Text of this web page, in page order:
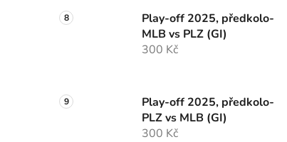
Play-off 2025, předkolo-
MLB vs PLZ (GI)
300 Kč
Play-off 2025, předkolo-
PLZ vs MLB (GI)
300 Kč